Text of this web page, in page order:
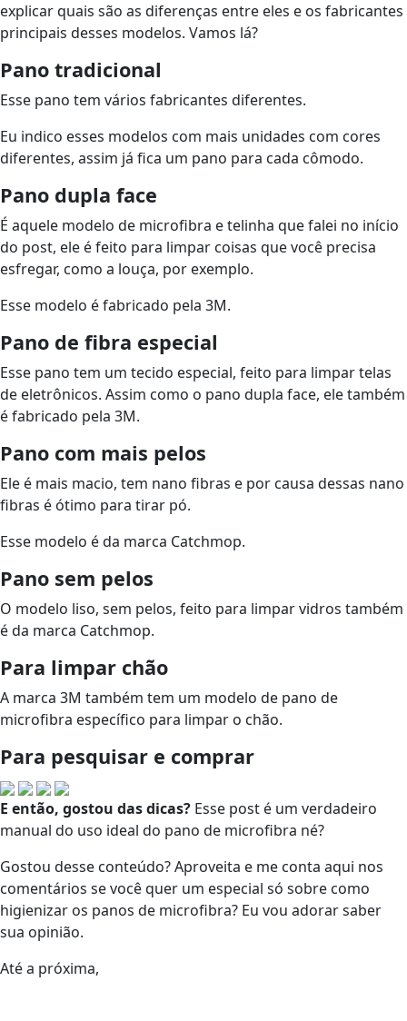
explicar quais são as diferenças entre eles e os fabricantes
principais desses modelos. Vamos lá?
Pano tradicional
Esse pano tem vários fabricantes diferentes.
Eu indico esses modelos com mais unidades com cores
diferentes, assim já fica um pano para cada cômodo.
Pano dupla face
É aquele modelo de microfibra e telinha que falei no início
do post, ele é feito para limpar coisas que você precisa
esfregar, como a louça, por exemplo.
Esse modelo é fabricado pela 3M.
Pano de fibra especial
Esse pano tem um tecido especial, feito para limpar telas
de eletrônicos. Assim como o pano dupla face, ele também
é fabricado pela 3M.
Pano com mais pelos
Ele é mais macio, tem nano fibras e por causa dessas nano
fibras é ótimo para tirar pó.
Esse modelo é da marca Catchmop.
Pano sem pelos
O modelo liso, sem pelos, feito para limpar vidros também
é da marca Catchmop.
Para limpar chão
A marca 3M também tem um modelo de pano de
microfibra específico para limpar o chão.
Para pesquisar e comprar
E então, gostou das dicas? Esse post é um verdadeiro
manual do uso ideal do pano de microfibra né?
Gostou desse conteúdo? Aproveita e me conta aqui nos
comentários se você quer um especial só sobre como
higienizar os panos de microfibra? Eu vou adorar saber
sua opinião.
Até a próxima,